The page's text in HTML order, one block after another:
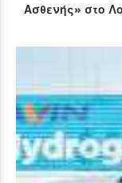
Ασθενής» στο